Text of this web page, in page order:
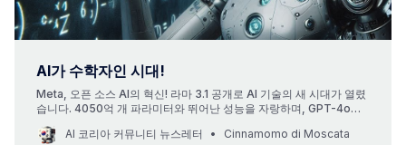
AI가 수학자인 시대!
Meta, 오픈 소스 AI의 혁신! 라마 3.1 공개로 AI 기술의 새 시대가 열렸
습니다. 4050억 개 파라미터와 뛰어난 성능을 자랑하며, GPT-4o
를 제공합니다.
AI 코리아 커뮤니티 뉴스레터 Cinnamomo di Moscata